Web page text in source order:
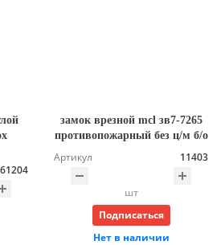
замок врезной mcl зв7-7265
противопожарный без ц/м б/о
Артикул 11403
шт
Подписаться
Нет в наличии